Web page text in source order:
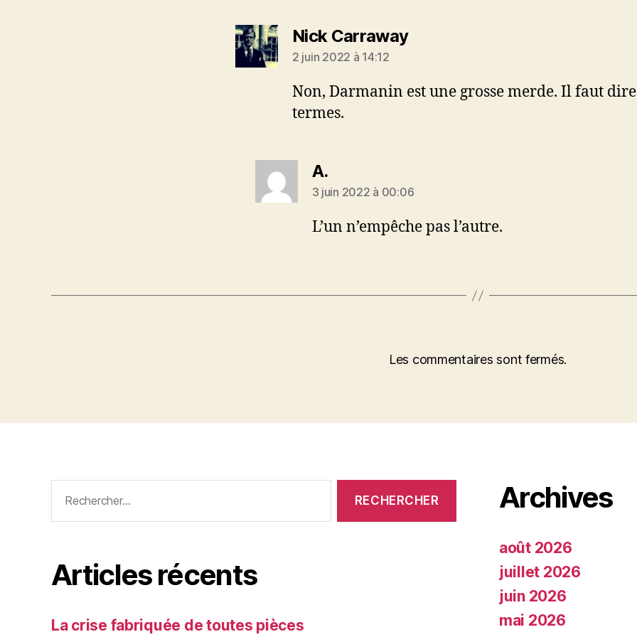
Nick Carrawaydit :
2 juin 2022 à 14:12
Non, Darmanin est une grosse merde. Il faut
termes.
A.dit :
3 juin 2022 à 00:06
L’un n’empêche pas l’autre.
Les commentaires sont fermés.
Articles récents
La crise fabriquée de toutes pièces
Archives
août 2026
juillet 2026
juin 2026
mai 2026